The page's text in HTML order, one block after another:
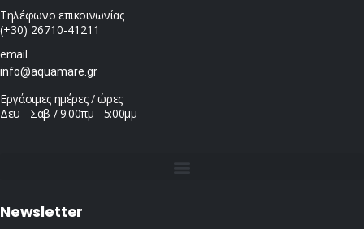
Τηλέφωνο επικοινωνίας
(+30) 26710-41211
email
info@aquamare.gr
Εργάσιμες ημέρες / ώρες
Δευ - Σαβ / 9:00πμ - 5:00μμ
Newsletter